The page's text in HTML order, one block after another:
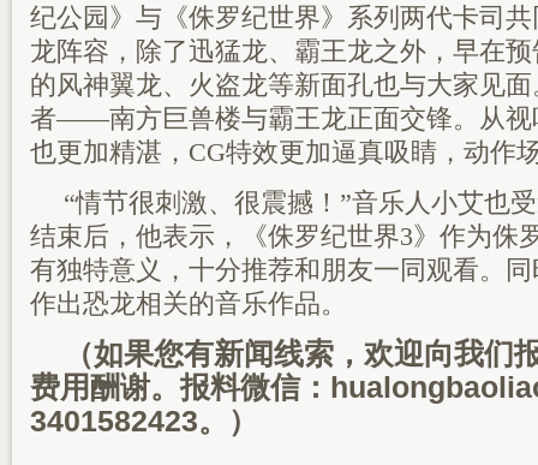
纪公园》与《侏罗纪世界》系列两代卡司
龙阵容，除了迅猛龙、霸王龙之外，早在
的风神翼龙、火盗龙等新面孔也与大家见
者——南方巨兽楼与霸王龙正面交锋。从视
也更加精湛，CG特效更加逼真吸睛，动作
“情节很刺激、很震撼！”音乐人小艾也
结束后，他表示，《侏罗纪世界3》作为侏
有独特意义，十分推荐和朋友一同观看。
作出恐龙相关的音乐作品。
（如果您有新闻线索，欢迎向我们
费用酬谢。报料微信：
3401582423。）